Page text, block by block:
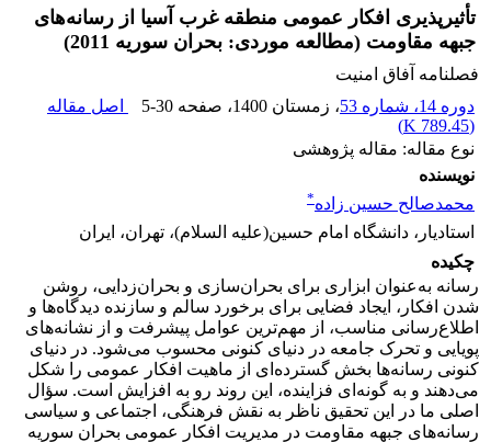
تأثیرپذیری افکار عمومی منطقه غرب آسیا از رسانه‌های
جبهه مقاومت (مطالعه موردی: بحران سوریه 2011)
فصلنامه آفاق امنیت
دوره 14، شماره 53
، زمستان 1400 ، صفحه 5-30
اصل مقاله
(
789.45 K
)
نوع مقاله: مقاله پژوهشی
نویسنده
محمدصالح حسین زاده*
استادیار، دانشگاه امام حسین(علیه السلام)، تهران، ایران
چکیده
رسانه به‌عنوان ابزاری برای بحران‌سازی و بحران‌زدایی، روشن
شدن افکار، ایجاد فضایی برای برخورد سالم و سازنده دیدگاه‌ها و
اطلاع‌رسانی مناسب، از مهم‌ترین عوامل پیشرفت و از نشانه‌های
پویایی و تحرک جامعه در دنیای کنونی محسوب می‌شود. در دنیای
کنونی رسانه‌ها بخش گسترده‌ای از ماهیت افکار عمومی را شکل
می‌دهند و به گونه‌ای فزاینده، این روند رو به افزایش است. سؤال
اصلی ما در این تحقیق ناظر به نقش فرهنگی، اجتماعی و سیاسی
رسانه‌های جبهه مقاومت در مدیریت افکار عمومی بحران سوریه